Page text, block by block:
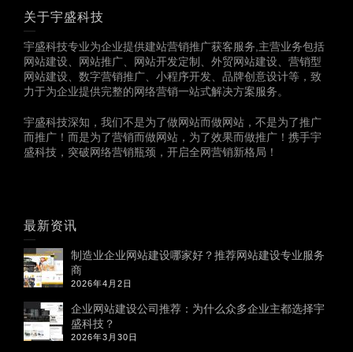
关于宇盛科技
宇盛科技专业为企业提供建站营销推广获客服务,主营业务包括
网站建设、网站推广、网站开发定制、外贸网站建设、营销型
网站建设、数字营销推广、小程序开发、品牌创意设计等，致
力于为企业提供完整的网络营销一站式解决方案服务。
宇盛科技深知，我们不是为了做网站而做网站，不是为了推广
而推广！而是为了营销而做网站，为了效果而做推广！携手宇
盛科技，突破网络营销瓶颈，开启全网营销新格局！
最新资讯
制造业企业网站建设哪家好？推荐网站建设专业服务
商
2026年4月2日
企业网站建设公司推荐：为什么众多企业主都选择宇
盛科技？
2026年3月30日